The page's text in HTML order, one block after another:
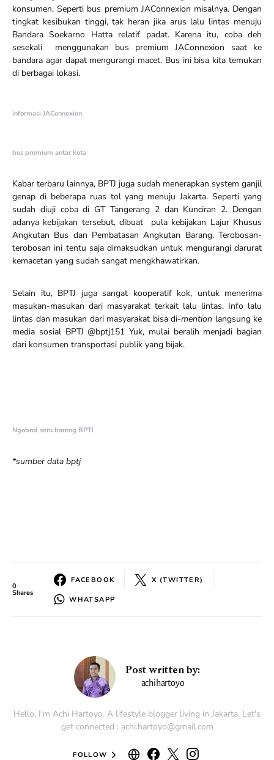
konsumen. Seperti bus premium JAConnexion misalnya. Dengan
tingkat kesibukan tinggi, tak heran jika arus lalu lintas menuju
Bandara Soekarno Hatta relatif padat. Karena itu, coba deh
sesekali menggunakan bus premium JAConnexion saat ke
bandara agar dapat mengurangi macet. Bus ini bisa kita temukan
di berbagai lokasi.
informasi JAConnexion
bus premium antar kota
Kabar terbaru lainnya, BPTJ juga sudah menerapkan system ganjil
genap di beberapa ruas tol yang menuju Jakarta. Seperti yang
sudah diuji coba di GT Tangerang 2 dan Kunciran 2. Dengan
adanya kebijakan tersebut, dibuat pula kebijakan Lajur Khusus
Angkutan Bus dan Pembatasan Angkutan Barang. Terobosan-
terobosan ini tentu saja dimaksudkan untuk mengurangi darurat
kemacetan yang sudah sangat mengkhawatirkan.
Selain itu, BPTJ juga sangat kooperatif kok, untuk menerima
masukan-masukan dari masyarakat terkait lalu lintas. Info lalu
lintas dan masukan dari masyarakat bisa di-mention langsung ke
media sosial BPTJ @bptj151 Yuk, mulai beralih menjadi bagian
dari konsumen transportasi publik yang bijak.
Ngobrol seru bareng BPTJ
*sumber data bptj
0
Shares
FACEBOOK X (TWITTER)
WHATSAPP
Post written by:
achihartoyo
Hello, I'm Achi Hartoyo. A lifestyle blogger living in Jakarta. Let's
get connected : achi.hartoyo@gmail.com
FOLLOW